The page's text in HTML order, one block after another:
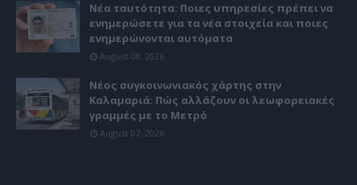
Νέα ταυτότητα: Ποιες υπηρεσίες πρέπει να
ενημερώσετε για τα νέα στοιχεία και ποιες
ενημερώνονται αυτόματα
August 08, 2026
Νέος συγκοινωνιακός χάρτης στην
Καλαμαριά: Πώς αλλάζουν οι λεωφορειακές
γραμμές με το Μετρό
August 07, 2026